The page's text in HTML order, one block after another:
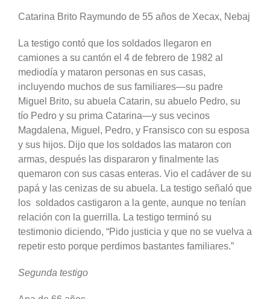
Catarina Brito Raymundo de 55 años de Xecax, Nebaj
La testigo contó que los soldados llegaron en
camiones a su cantón el 4 de febrero de 1982 al
mediodía y mataron personas en sus casas,
incluyendo muchos de sus familiares—su padre
Miguel Brito, su abuela Catarin, su abuelo Pedro, su
tío Pedro y su prima Catarina—y sus vecinos
Magdalena, Miguel, Pedro, y Fransisco con su esposa
y sus hijos. Dijo que los soldados las mataron con
armas, después las dispararon y finalmente las
quemaron con sus casas enteras. Vio el cadáver de su
papá y las cenizas de su abuela. La testigo señaló que
los soldados castigaron a la gente, aunque no tenían
relación con la guerrilla. La testigo terminó su
testimonio diciendo, “Pido justicia y que no se vuelva a
repetir esto porque perdimos bastantes familiares.”
Segunda testigo